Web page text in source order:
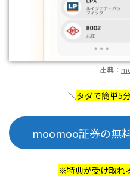
出典：
＼タダで簡単5
moomoo証券の無
※特典が受け取れ